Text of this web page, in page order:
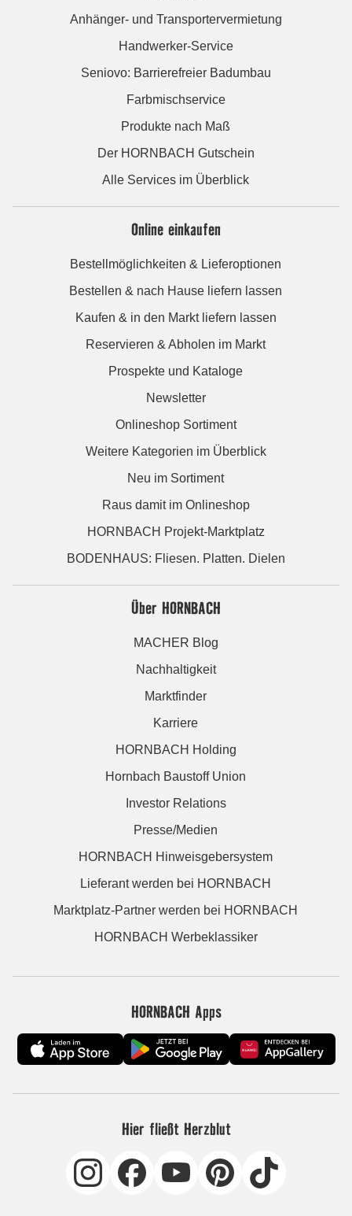
Anhänger- und Transportervermietung
Handwerker-Service
Seniovo: Barrierefreier Badumbau
Farbmischservice
Produkte nach Maß
Der HORNBACH Gutschein
Alle Services im Überblick
Online einkaufen
Bestellmöglichkeiten & Lieferoptionen
Bestellen & nach Hause liefern lassen
Kaufen & in den Markt liefern lassen
Reservieren & Abholen im Markt
Prospekte und Kataloge
Newsletter
Onlineshop Sortiment
Weitere Kategorien im Überblick
Neu im Sortiment
Raus damit im Onlineshop
HORNBACH Projekt-Marktplatz
BODENHAUS: Fliesen. Platten. Dielen
Über HORNBACH
MACHER Blog
Nachhaltigkeit
Marktfinder
Karriere
HORNBACH Holding
Hornbach Baustoff Union
Investor Relations
Presse/Medien
HORNBACH Hinweisgebersystem
Lieferant werden bei HORNBACH
Marktplatz-Partner werden bei HORNBACH
HORNBACH Werbeklassiker
HORNBACH Apps
Hier fließt Herzblut